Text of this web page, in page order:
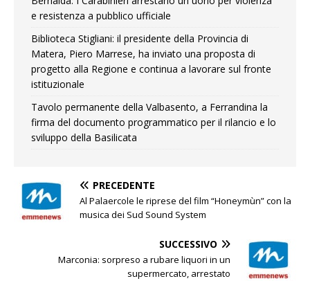
e resistenza a pubblico ufficiale
Biblioteca Stigliani: il presidente della Provincia di
Matera, Piero Marrese, ha inviato una proposta di
progetto alla Regione e continua a lavorare sul fronte
istituzionale
Tavolo permanente della Valbasento, a Ferrandina la
firma del documento programmatico per il rilancio e lo
sviluppo della Basilicata
PRECEDENTE
Al Palaercole le riprese del film “Honeymùn” con la
musica dei Sud Sound System
SUCCESSIVO
Marconia: sorpreso a rubare liquori in un
supermercato, arrestato